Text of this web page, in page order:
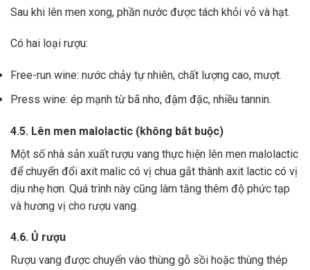
Sau khi lên men xong, phần nước được tách khỏi vỏ và hạt.
Có hai loại rượu:
Free-run wine: nước chảy tự nhiên, chất lượng cao, mượt.
Press wine: ép mạnh từ bã nho, đậm đặc, nhiều tannin.
4.5. Lên men malolactic (không bắt buộc)
Một số nhà sản xuất rượu vang thực hiện lên men malolactic
để chuyển đổi axit malic có vị chua gắt thành axit lactic có vị
dịu nhẹ hơn. Quá trình này cũng làm tăng thêm độ phức tạp
và hương vị cho rượu vang.
4.6. Ủ rượu
Rượu vang được chuyển vào thùng gỗ sồi hoặc thùng thép